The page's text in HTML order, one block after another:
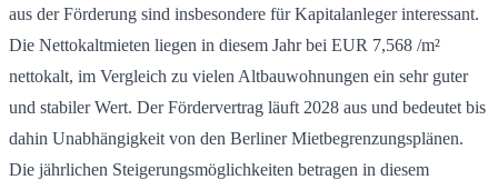
aus der Förderung sind insbesondere für Kapitalanleger interessant.
Die Nettokaltmieten liegen in diesem Jahr bei EUR 7,568 /m²
nettokalt, im Vergleich zu vielen Altbauwohnungen ein sehr guter
und stabiler Wert. Der Fördervertrag läuft 2028 aus und bedeutet bis
dahin Unabhängigkeit von den Berliner Mietbegrenzungsplänen.
Die jährlichen Steigerungsmöglichkeiten betragen in diesem